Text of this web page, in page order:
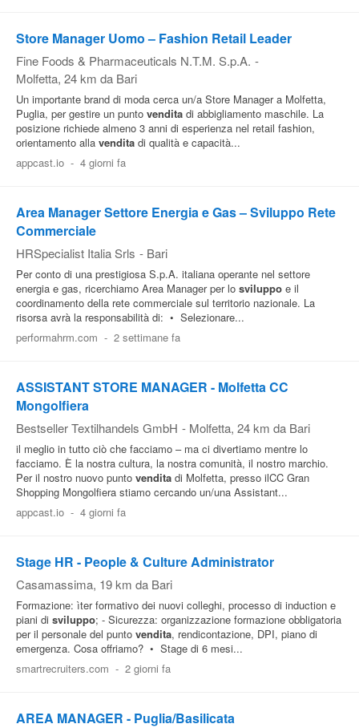
Store Manager Uomo – Fashion Retail Leader
Fine Foods & Pharmaceuticals N.T.M. S.p.A. -
Molfetta, 24 km da Bari
Un importante brand di moda cerca un/a Store Manager a Molfetta,
Puglia, per gestire un punto vendita di abbigliamento maschile. La
posizione richiede almeno 3 anni di esperienza nel retail fashion,
orientamento alla vendita di qualità e capacità...
appcast.io - 4 giorni fa
Area Manager Settore Energia e Gas – Sviluppo Rete
Commerciale
HRSpecialist Italia Srls - Bari
Per conto di una prestigiosa S.p.A. italiana operante nel settore
energia e gas, ricerchiamo Area Manager per lo sviluppo e il
coordinamento della rete commerciale sul territorio nazionale. La
risorsa avrà la responsabilità di: • Selezionare...
performahrm.com - 2 settimane fa
ASSISTANT STORE MANAGER - Molfetta CC
Mongolfiera
Bestseller Textilhandels GmbH - Molfetta, 24 km da Bari
il meglio in tutto ciò che facciamo – ma ci divertiamo mentre lo
facciamo. È la nostra cultura, la nostra comunità, il nostro marchio.
Per il nostro nuovo punto vendita di Molfetta, presso ilCC Gran
Shopping Mongolfiera stiamo cercando un/una Assistant...
appcast.io - 4 giorni fa
Stage HR - People & Culture Administrator
Casamassima, 19 km da Bari
Formazione: ìter formativo dei nuovi colleghi, processo di induction e
piani di sviluppo; - Sicurezza: organizzazione formazione obbligatoria
per il personale del punto vendita, rendicontazione, DPI, piano di
emergenza. Cosa offriamo? • Stage di 6 mesi...
smartrecruiters.com - 2 giorni fa
AREA MANAGER - Puglia/Basilicata